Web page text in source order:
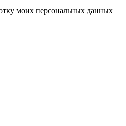
моих персональных данных